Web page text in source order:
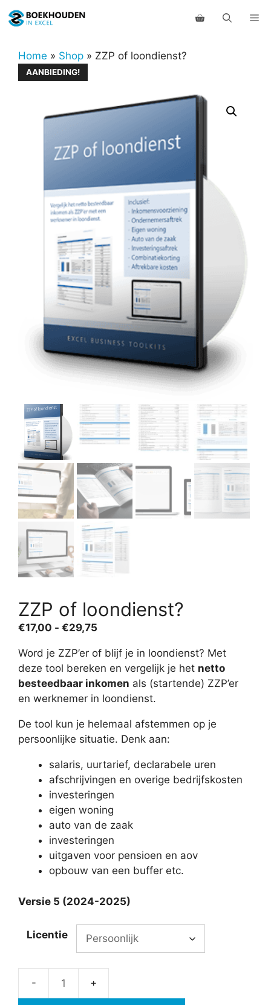
naar
inhoudHome » Shop » ZZP of loondienst?
AANBIEDING!
ZZP of loondienst?
€17,00 - €29,75
tot
€29,75
Word je ZZP’er of blijf je in loondienst? Met
deze tool bereken en vergelijk je het netto
besteedbaar inkomen als (startende) ZZP’er
en werknemer in loondienst.
De tool kun je helemaal afstemmen op je
persoonlijke situatie. Denk aan:
salaris, uurtarief, declarabele uren
afschrijvingen en overige bedrijfskosten
investeringen
eigen woning
auto van de zaak
investeringen
uitgaven voor pensioen en aov
opbouw van een buffer etc.
Versie 5 (2024-2025)
Licentie